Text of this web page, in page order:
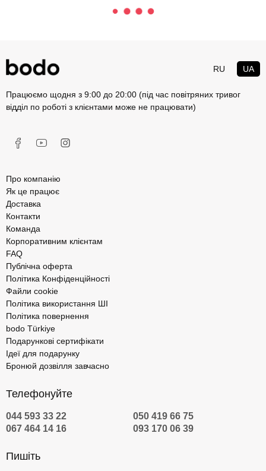
RU UA
Працюємо щодня з 9:00 до 20:00 (під час повітряних тривог
відділ по роботі з клієнтами може не працювати)
Про компанію
Як це працює
Доставка
Контакти
Команда
Корпоративним клієнтам
FAQ
Публічна оферта
Політика Конфіденційності
Файли cookie
Політика використання ШІ
Політика повернення
bodo Türkiye
Подарункові сертифікати
Ідеї для подарунку
Бронюй дозвілля завчасно
Телефонуйте
044 593 33 22
050 419 66 75
067 464 14 16
093 170 06 39
Пишіть